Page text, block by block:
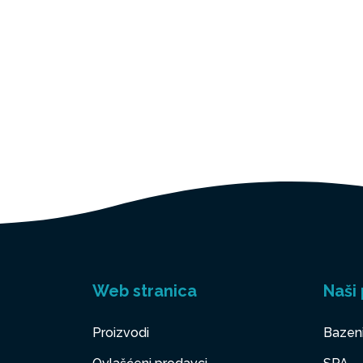
Web stranica
Proizvodi
Naši